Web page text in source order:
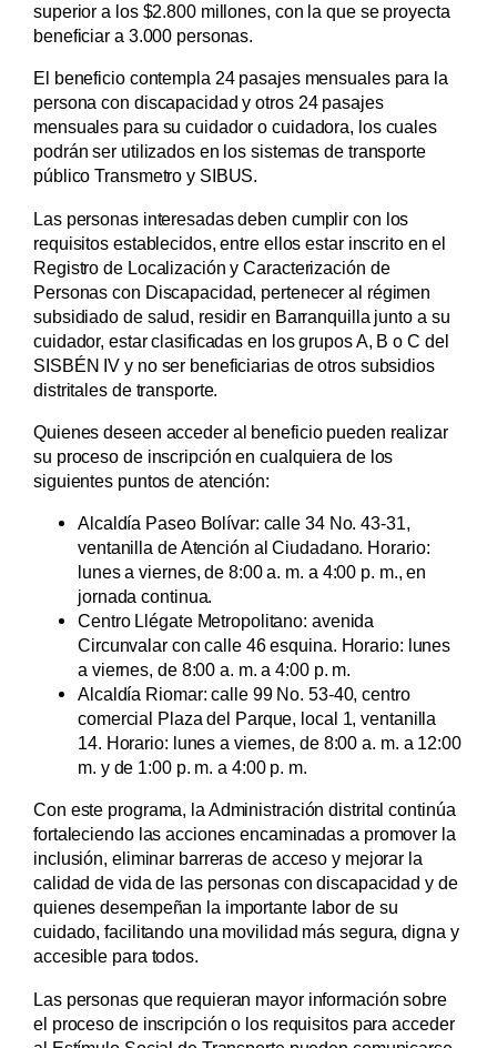
superior a los $2.800 millones, con la que se proyecta
beneficiar a 3.000 personas.
El beneficio contempla 24 pasajes mensuales para la
persona con discapacidad y otros 24 pasajes
mensuales para su cuidador o cuidadora, los cuales
podrán ser utilizados en los sistemas de transporte
público Transmetro y SIBUS.
Las personas interesadas deben cumplir con los
requisitos establecidos, entre ellos estar inscrito en el
Registro de Localización y Caracterización de
Personas con Discapacidad, pertenecer al régimen
subsidiado de salud, residir en Barranquilla junto a su
cuidador, estar clasificadas en los grupos A, B o C del
SISBÉN IV y no ser beneficiarias de otros subsidios
distritales de transporte.
Quienes deseen acceder al beneficio pueden realizar
su proceso de inscripción en cualquiera de los
siguientes puntos de atención:
Alcaldía Paseo Bolívar: calle 34 No. 43-31,
ventanilla de Atención al Ciudadano. Horario:
lunes a viernes, de 8:00 a. m. a 4:00 p. m., en
jornada continua.
Centro Llégate Metropolitano: avenida
Circunvalar con calle 46 esquina. Horario: lunes
a viernes, de 8:00 a. m. a 4:00 p. m.
Alcaldía Riomar: calle 99 No. 53-40, centro
comercial Plaza del Parque, local 1, ventanilla
14. Horario: lunes a viernes, de 8:00 a. m. a 12:00
m. y de 1:00 p. m. a 4:00 p. m.
Con este programa, la Administración distrital continúa
fortaleciendo las acciones encaminadas a promover la
inclusión, eliminar barreras de acceso y mejorar la
calidad de vida de las personas con discapacidad y de
quienes desempeñan la importante labor de su
cuidado, facilitando una movilidad más segura, digna y
accesible para todos.
Las personas que requieran mayor información sobre
el proceso de inscripción o los requisitos para acceder